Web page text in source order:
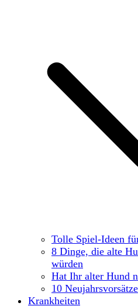
Tolle Spiel-Ideen
8 Dinge, die alte
würden
Hat Ihr alter Hund
10
Krankheiten